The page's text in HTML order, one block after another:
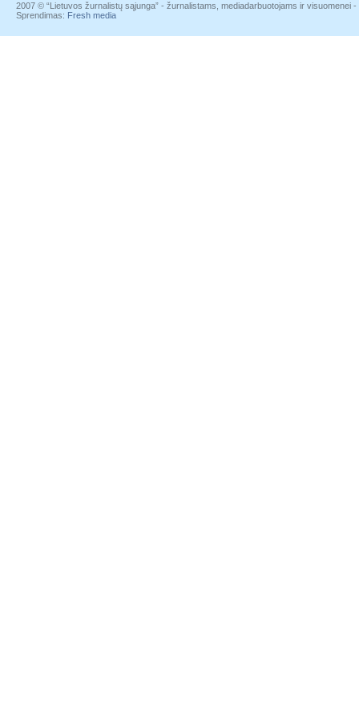
2007 © “Lietuvos žurnalistų sąjunga” - žurnalistams, mediadarbuotojams ir visuomenei
Sprendimas: Fresh media